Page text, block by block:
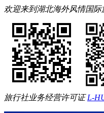
欢迎来到湖北海外风情国际
旅行社业务经营许可证L-